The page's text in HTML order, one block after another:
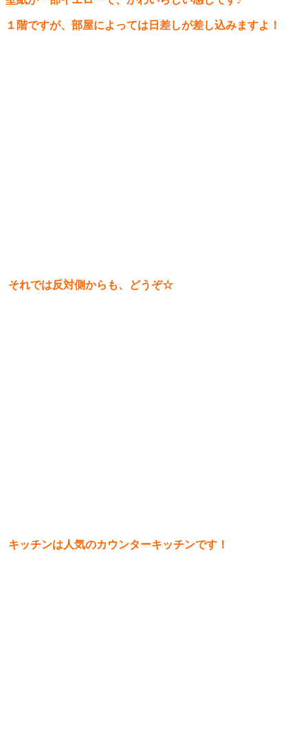
１階ですが、部屋によっては日差しが差し込みますよ！
それでは反対側からも、どうぞ☆
キッチンは人気のカウンターキッチンです！